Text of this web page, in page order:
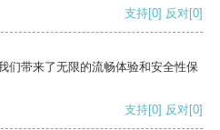
支持[0] 反对[0]
们带来了无限的流畅体验和安全性保
支持[0] 反对[0]